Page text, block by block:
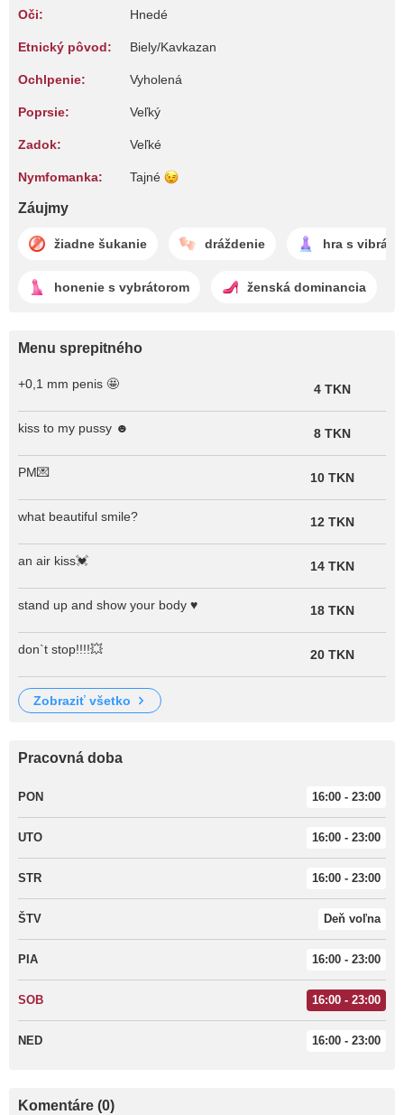
Oči: Hnedé
Etnický pôvod: Biely/Kavkazan
Ochlpenie: Vyholená
Poprsie: Veľký
Zadok: Veľké
Nymfomanka: Tajné
Záujmy
žiadne šukanie dráždenie hra s
honenie s vybrátorom ženská dominancia
Menu sprepitného
+0,1 mm penis 🤩 4 TKN
kiss to my pussy ☻ 8 TKN
PM💌 10 TKN
what beautiful smile? 12 TKN
an air kiss💓 14 TKN
stand up and show your body ♥ 18 TKN
don`t stop!!!!💥 20 TKN
zobraziť všetko
Pracovná doba
PON 16:00 - 23:00
UTO 16:00 - 23:00
STR 16:00 - 23:00
ŠTV Deň voľna
PIA 16:00 - 23:00
SOB 16:00 - 23:00
NED 16:00 - 23:00
Komentáre (0)